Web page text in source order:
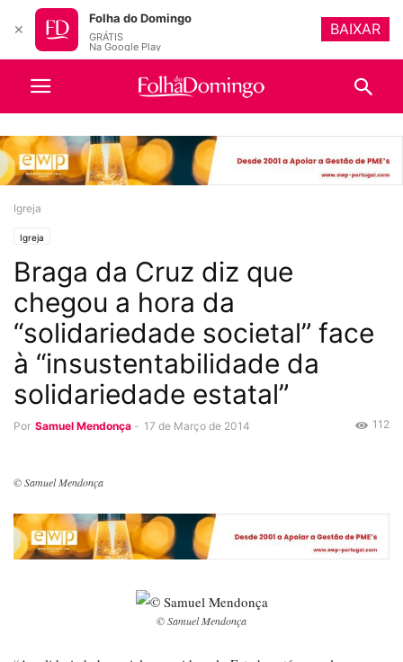
Igreja
Igreja
Braga da Cruz diz que
chegou a hora da
“solidariedade societal” face
à “insustentabilidade da
solidariedade estatal”
Por Samuel Mendonça - 17 de Março de 2014 112
© Samuel Mendonça
© Samuel Mendonça
✕
Folha do Domingo
GRÁTIS
Na Google Play
BAIXAR